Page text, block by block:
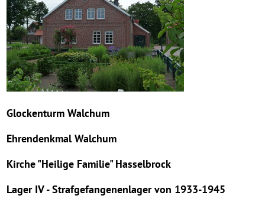
Glockenturm Walchum
Ehrendenkmal Walchum
Kirche "Heilige Familie" Hasselbrock
Lager IV - Strafgefangenenlager von 1933-1945